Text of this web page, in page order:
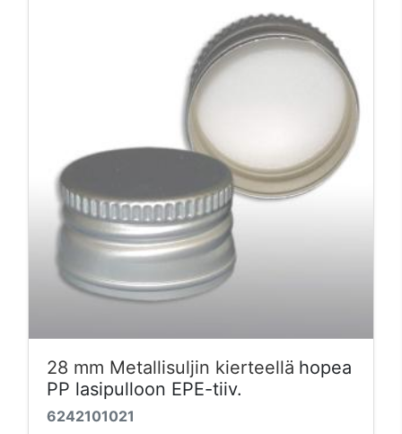
28 mm Metallisuljin kierteellä hopea
PP lasipulloon EPE-tiiv.
6242101021